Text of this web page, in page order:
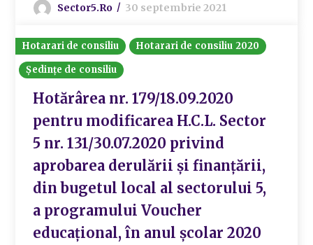
Sector5.ro 30 septembrie 2021
Hotarari de consiliu
Hotarari de consiliu 2020
Ședințe de consiliu
Hotărârea nr. 179/18.09.2020
pentru modificarea H.C.L. Sector
5 nr. 131/30.07.2020 privind
aprobarea derulării și finanțării,
din bugetul local al sectorului 5,
a programului Voucher
educațional, în anul școlar 2020